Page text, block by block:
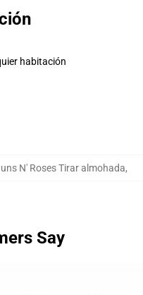
habitación
N' Roses Tirar almohada,
Say